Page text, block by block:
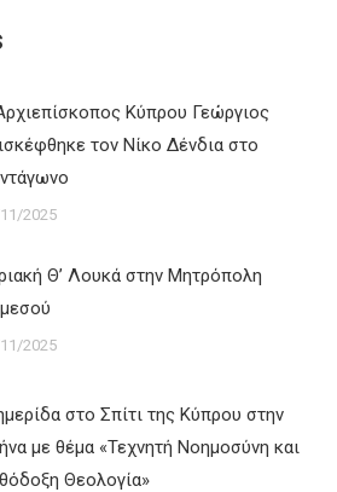
Κύπρου Γεώργιος
τον Νίκο Δένδια στο
2025
Θ’ Λουκά στην Μητρόπολη
2025
στο Σπίτι της Κύπρου στην
με θέμα «Τεχνητή Νοημοσύνη και
Θεολογία»